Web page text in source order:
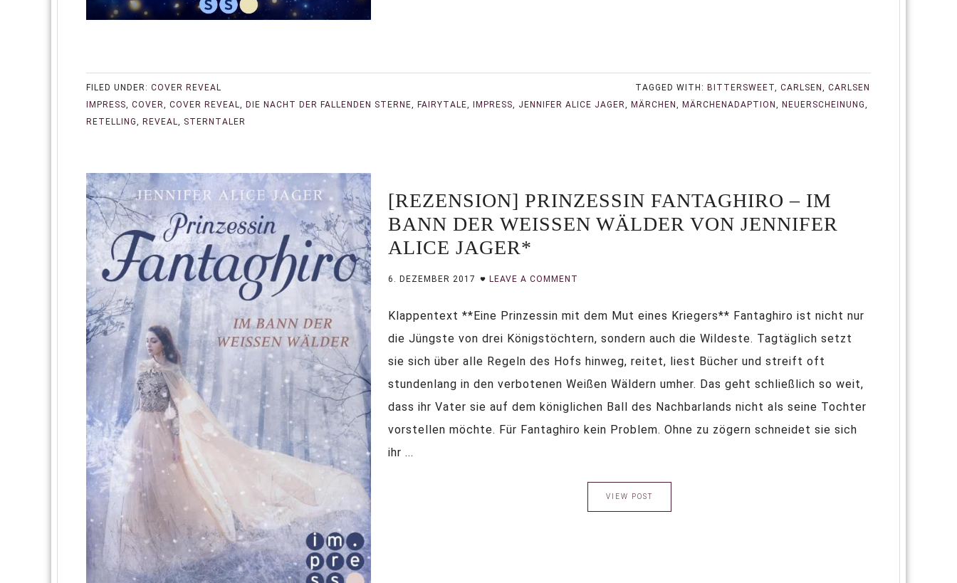
FILED UNDER: COVER REVEAL TAGGED WITH: BITTERSWEET,CARLSEN,CARLSEN
IMPRESS, COVER, COVER REVEAL, DIE NACHT DER FALLENDEN STERNE, FAIRYTALE, IMPRESS, JENNIFER ALICE JAGER, MÄRCHEN , MÄRCHENADAPTION , NEUERSCHEINUNG,
RETELLING, REVEAL, STERNTALER
[REZENSION] PRINZESSIN FANTAGHIRO – IM
BANN DER WEISSEN WÄLDER VON JENNIFER A
LICE JAGER*
6. DEZEMBER 2017 LEAVE A COMMENT
Klappentext **Eine Prinzessin mit dem Mut eines Kriegers** Fantaghiro ist nicht nur
die Jüngste von drei Königstöchtern, sondern auch die Wildeste. Tagtäglich setzt
sie sich über alle Regeln des Hofs hinweg, reitet, liest Bücher und streift oft
stundenlang in den verbotenen Weißen Wäldern umher. Das geht schließlich so weit,
dass ihr Vater sie auf dem königlichen Ball des Nachbarlands nicht als seine Tochter
vorstellen möchte. Für Fantaghiro kein Problem. Ohne zu zögern schneidet sie sich
ihr ...
VIEW POST